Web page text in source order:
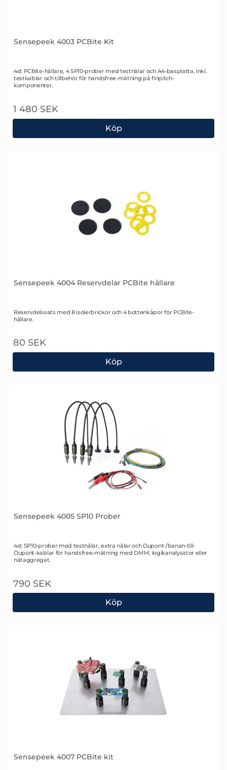
Sensepeek 4003 PCBite Kit
Art. nr 2350
4st PCBite-hållare, 4 SP10-prober med testnålar och A4-basplatta, inkl.
testkablar och tillbehör för handsfree-mätning på finpitch-
komponenter.
1 480 SEK
Köp
Sensepeek 4003 PCBite Kit
Sensepeek 4004 Reservdelar PCBite hållare
Art. nr 2355
Reservdelssats med 8 isolerbrickor och 4 bottenkåpor för PCBite-
hållare.
80 SEK
Köp
Sensepeek 4004 Reservdelar PCBite hållare
Sensepeek 4005 SP10 Prober
Art. nr 2353
4st SP10-prober med testnålar, extra nålar och Dupont-/banan-till-
Dupont-kablar för handsfree-mätning med DMM, logikanalysator eller
nätaggregat.
790 SEK
Köp
Sensepeek 4005 SP10 Prober
Sensepeek 4007 PCBite kit